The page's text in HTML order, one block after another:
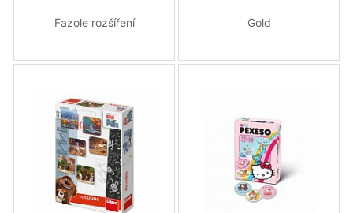
Fazole rozšíření Gold